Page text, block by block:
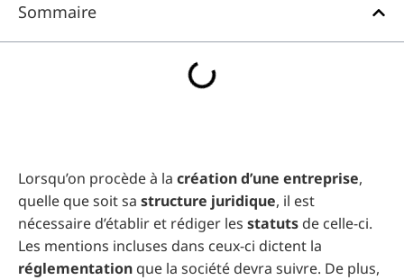
Sommaire
Lorsqu’on procède à la création d’une entreprise,
quelle que soit sa structure juridique, il est
nécessaire d’établir et rédiger les statuts de celle-ci.
Les mentions incluses dans ceux-ci dictent la
réglementation que la société devra suivre. De plus,